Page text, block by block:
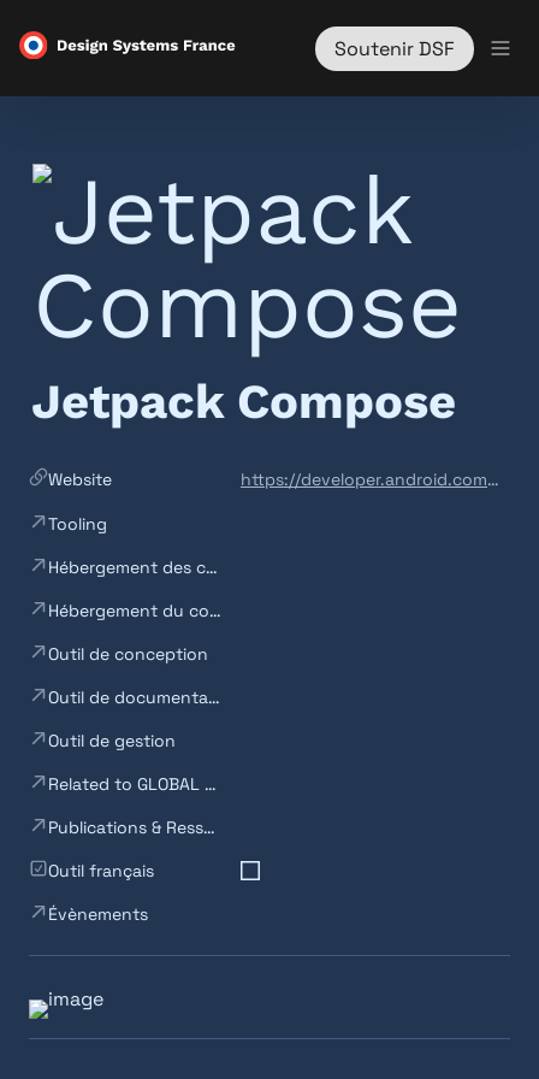
Soutenir DSF
Jetpack Compose
Website https://developer.android.com/jetpack/compose
Tooling
Hébergement des composants codés
Hébergement du code
Outil de conception
Outil de documentation
Outil de gestion
Related to GLOBAL BACKEND (Tooling)
Publications & Ressources
Outil français
Évènements